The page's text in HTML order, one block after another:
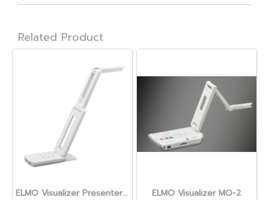
Related Product
ELMO Visualizer Presenter MX-P2 ELMO Visualizer MO-2